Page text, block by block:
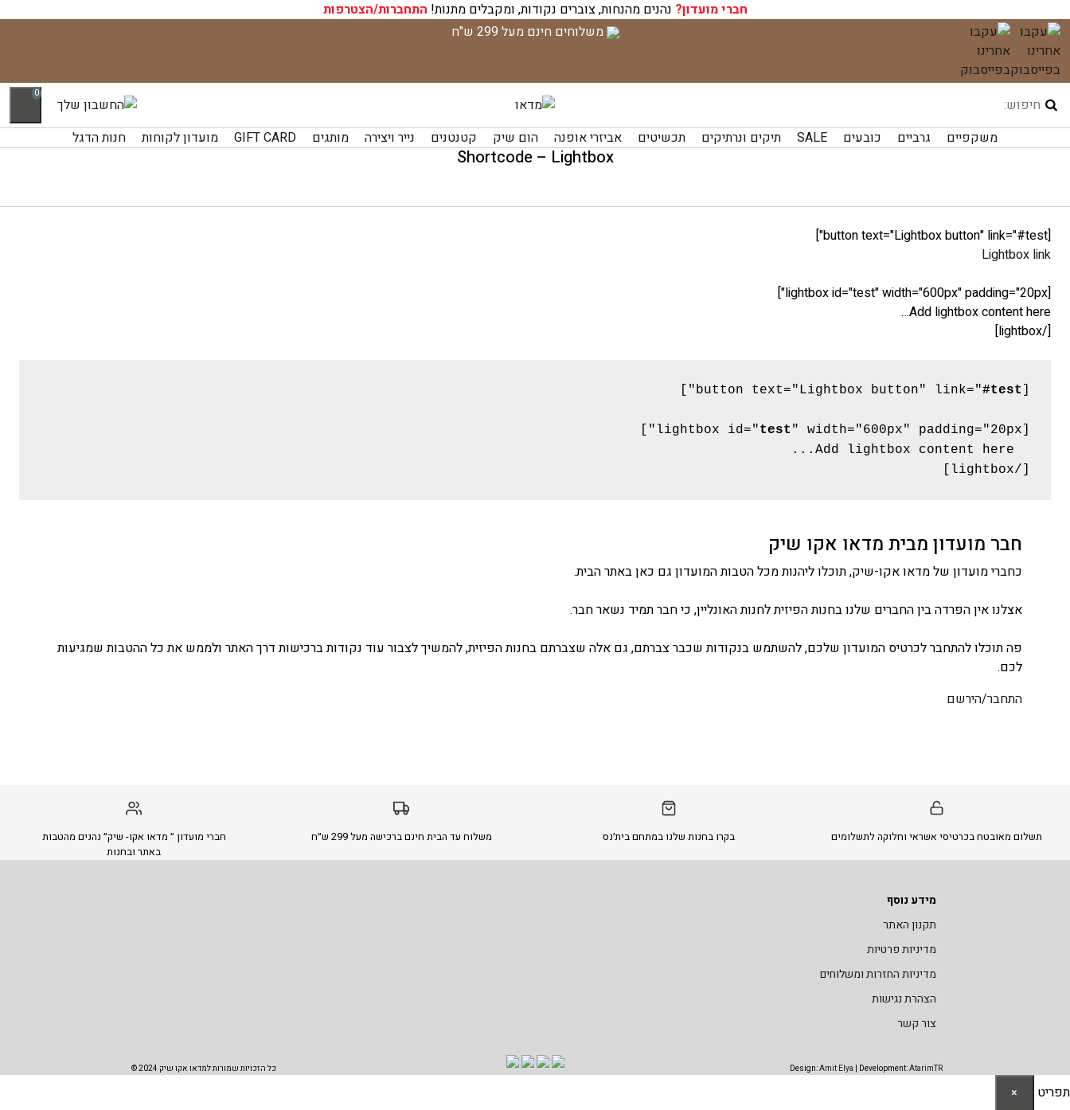
חברי מועדון? נהנים מהנחות, צוברים נקודות, ומקבלים מתנות! התחברות/הצטרפות
דלג
לתוכן
משלוחים חינם מעל 299 ש"ח
0
משקפיים גרביים כובעים SALE תיקים ונרתיקים תכשיטים אביזרי אופנה הום שיק קטנטנים נייר ויצירה מותגים GIFT CARD מועדון לקוחות חנות הדגל
Shortcode – Lightbox
[button text="Lightbox button" link="#test"]
Lightbox link
[lightbox id="test" width="600px" padding="20px"]
Add lightbox content here…
[/lightbox]
#test
test
[/lightbox]
חבר מועדון מבית מדאו אקו שיק
כחברי מועדון של מדאו אקו-שיק, תוכלו ליהנות מכל הטבות המועדון גם כאן באתר הבית.
אצלנו אין הפרדה בין החברים שלנו בחנות הפיזית לחנות האונליין, כי חבר תמיד נשאר חבר.
פה תוכלו להתחבר לכרטיס המועדון שלכם, להשתמש בנקודות שכבר צברתם, גם אלה שצברתם בחנות הפיזית, להמשיך לצבור עוד נקודות ברכישות דרך האתר ולממש את כל ההטבות שמגיעות
לכם.
התחבר/הירשם
תשלום מאובטח בכרטיסי אשראי וחלוקה לתשלומים בקרו בחנות שלנו במתחם בית׳נס משלוח עד הבית חינם ברכישה מעל 299 ש״ח
חברי מועדון ״ מדאו אקו- שיק״ נהנים מהטבות
באתר ובחנות
מידע נוסף
תקנון האתר
מדיניות פרטיות
מדיניות החזרות ומשלוחים
הצהרת נגישות
צור קשר
Design:Amit Elya | Development:AtarimTR כל הזכויות שמורות למדאו אקו שיק 2024 ©
תפריט ×